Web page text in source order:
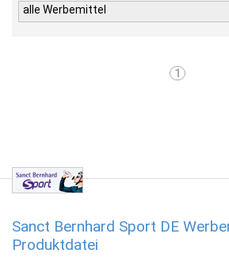
alle Werbemittel
1
Sanct Bernhard Sport DE
Produktdatei